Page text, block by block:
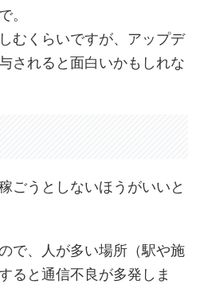
。
むくらいですが、アップデ
されると面白いかもしれな
ごうとしないほうがいいと
で、人が多い場所（駅や施
ると通信不良が多発しま